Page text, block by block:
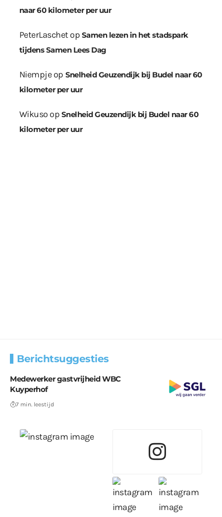
naar 60 kilometer per uur
PeterLaschetop Samen lezen in het stadspark
tijdens Samen Lees Dag
Niempjeop Snelheid Geuzendijk bij Budel naar 60
kilometer per uur
Wikuso op Snelheid Geuzendijk bij Budel naar 60
kilometer per uur
Berichtsuggesties
Medewerker gastvrijheid WBC
Kuyperhof
7 min. leestijd